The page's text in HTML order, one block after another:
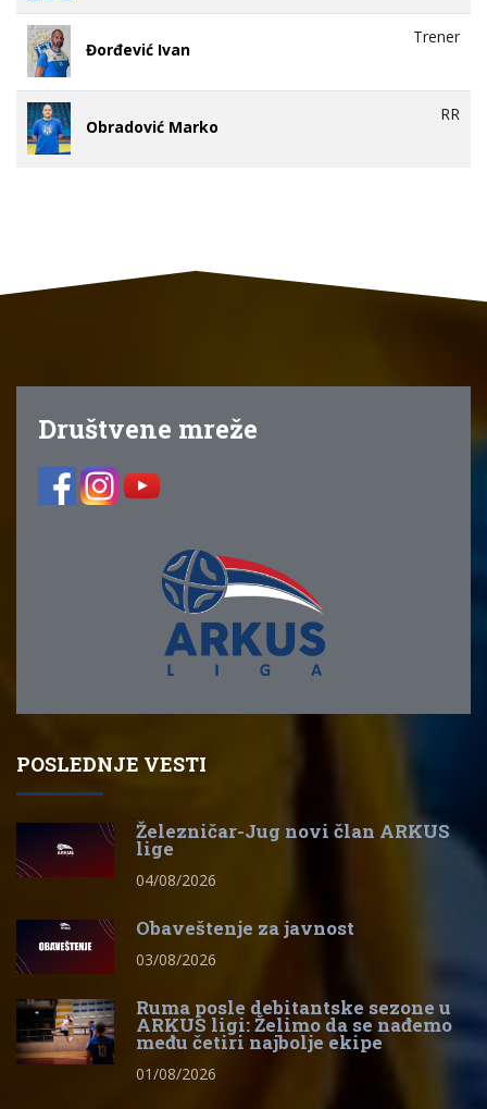
Đorđević Ivan
Trener
Obradović Marko
RR
Društvene mreže
POSLEDNJE VESTI
Železničar-Jug novi član ARKUS
lige
04/08/2026
Obaveštenje za javnost
03/08/2026
Ruma posle debitantske sezone u
ARKUS ligi: Želimo da se nađemo
među četiri najbolje ekipe
01/08/2026